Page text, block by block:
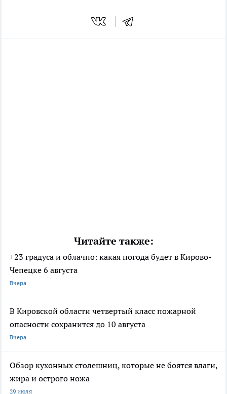
Читайте также:
+23 градуса и облачно: какая погода будет в Кирово-
Чепецке 6 августа
Вчера
В Кировской области четвертый класс пожарной
опасности сохранится до 10 августа
Вчера
Обзор кухонных столешниц, которые не боятся влаги,
жира и острого ножа
29 июля